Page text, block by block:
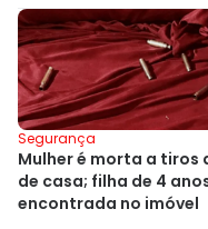
Segurança
Mulher é morta a tiros
de casa; filha de 4
encontrada no imóvel